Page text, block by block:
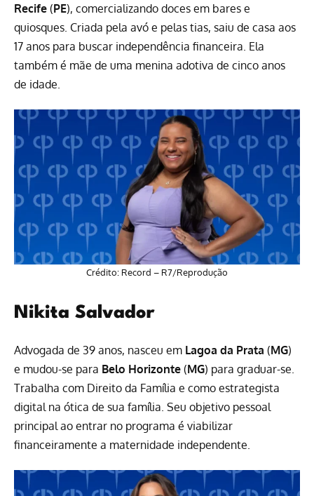
Recife (PE), comercializando doces em bares e
quiosques. Criada pela avó e pelas tias, saiu de casa aos
17 anos para buscar independência financeira. Ela
também é mãe de uma menina adotiva de cinco anos
de idade.
Crédito: Record – R7/Reprodução
Nikita Salvador
Advogada de 39 anos, nasceu em Lagoa da Prata (MG)
e mudou-se para Belo Horizonte (MG) para graduar-se.
Trabalha com Direito da Família e como estrategista
digital na ótica de sua família. Seu objetivo pessoal
principal ao entrar no programa é viabilizar
financeiramente a maternidade independente.